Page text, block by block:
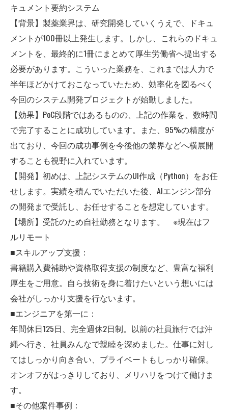
キュメント要約システム
【背景】製薬業界は、研究開発していくうえで、ドキュ
メントが100冊以上発生します。しかし、これらのドキュ
メントを、最終的に1冊にまとめて厚生労働省へ提出する
必要があります。こういった業務を、これまでは人力で
半年ほどかけておこなっていたため、効率化を図るべく
今回のシステム開発プロジェクトが始動しました。
【効果】PoC段階ではあるものの、上記の作業を、数時間
で完了することに成功しています。また、95%の精度が
出ており、今回の成功事例を今後他の業界などへ横展開
することも視野に入れています。
【開発】初めは、上記システムのUI作成（Python）をお任
せします。実績を積んでいただいた後、AIエンジン部分
の開発まで受託し、お任せすることを想定しています。
【場所】受託のため自社勤務となります。 ※現在はフ
ルリモート
■スキルアップ支援：
書籍購入費補助や資格取得支援の制度など、豊富な福利
厚生をご用意。自ら技術を身に着けたいという想いには
会社がしっかり支援を行ないます。
■エンジニアを第一に：
年間休日125日、完全週休2日制。以前の社員旅行では沖
縄へ行き、社員みんなで親睦を深めました。仕事に対し
てはしっかり向き合い、プライベートもしっかり確保。
オンオフがはっきりしており、メリハリをつけて働けま
す。
■その他案件事例：